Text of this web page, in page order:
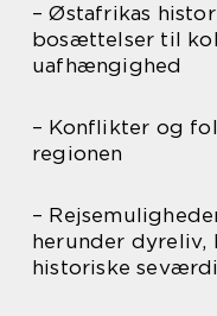
– Østafrikas
bosættelser til
uafhængighed
– Konflikter og
regionen
–
herunder
historiske